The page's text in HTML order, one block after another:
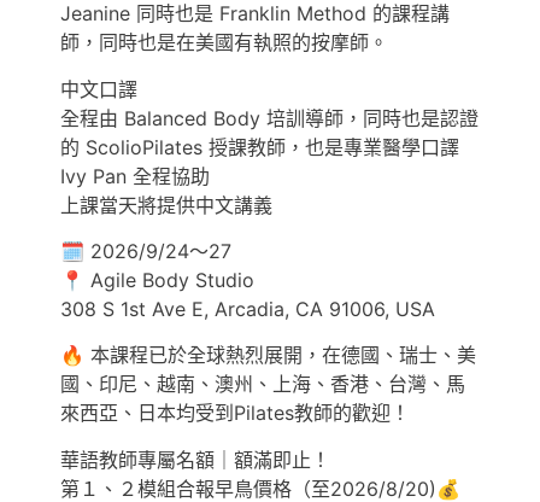
Jeanine 同時也是 Franklin Method 的課程講
師，同時也是在美國有執照的按摩師。
中文口譯
全程由 Balanced Body 培訓導師，同時也是認證
的 ScolioPilates 授課教師，也是專業醫學口譯
Ivy Pan 全程協助
上課當天將提供中文講義
🗓️ 2026/9/24～27
📍 Agile Body Studio
308 S 1st Ave E, Arcadia, CA 91006, USA
🔥 本課程已於全球熱烈展開，在德國、瑞士、美
國、印尼、越南、澳州、上海、香港、台灣、馬
來西亞、日本均受到Pilates教師的歡迎！
華語教師專屬名額｜額滿即止！
第１、２模組合報早鳥價格（至2026/8/20)💰